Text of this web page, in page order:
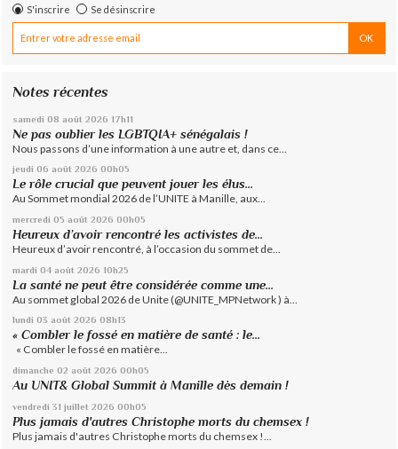
S'inscrire Se désinscrire
Notes récentes
samedi 08 août 2026 17h11
Ne pas oublier les LGBTQIA+ sénégalais !
Nous passons d’une information à une autre et, dans ce...
jeudi 06 août 2026 00h05
Le rôle crucial que peuvent jouer les élus...
Au Sommet mondial 2026 de l’UNITE à Manille, aux...
mercredi 05 août 2026 00h05
Heureux d’avoir rencontré les activistes de...
Heureux d’avoir rencontré, à l’occasion du sommet de...
mardi 04 août 2026 10h25
La santé ne peut être considérée comme une...
Au sommet global 2026 de Unite (@UNITE_MPNetwork ) à...
lundi 03 août 2026 08h13
« Combler le fossé en matière de santé : le...
« Combler le fossé en matière...
dimanche 02 août 2026 00h05
Au UNIT& Global Summit à Manille dès demain !
vendredi 31 juillet 2026 00h05
Plus jamais d'autres Christophe morts du chemsex !
Plus jamais d'autres Christophe morts du chemsex !...